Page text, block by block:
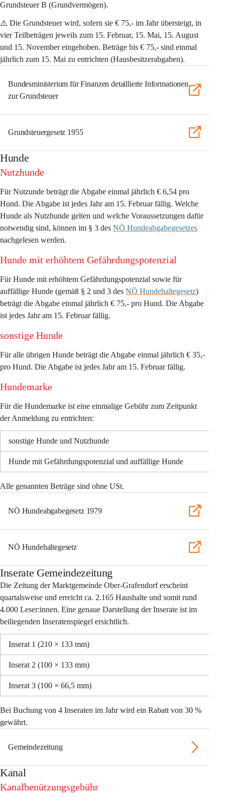
Grundsteuer B (Grundvermögen).
⚠️ Die Grundsteuer wird, sofern sie € 75,- im Jahr übersteigt, in
vier Teilbeträgen jeweils zum 15. Februar, 15. Mai, 15. August
und 15. November eingehoben. Beträge bis € 75,- sind einmal
jährlich zum 15. Mai zu entrichten (Hausbesitzerabgaben).
Bundesministerium für Finanzen detaillierte Informationen
zur Grundsteuer
Grundsteuergesetz 1955
Hunde
Nutzhunde
Für Nutzunde beträgt die Abgabe einmal jährlich € 6,54 pro
Hund. Die Abgabe ist jedes Jahr am 15. Februar fällig. Welche
Hunde als Nutzhunde gelten und welche Voraussetzungen dafür
notwendig sind, können im § 3 des NÖ Hundeabgabegesetzes
nachgelesen werden.
Hunde mit erhöhtem Gefährdungspotenzial
Für Hunde mit erhöhtem Gefährdungspotenzial sowie für
auffällige Hunde (gemäß § 2 und 3 des NÖ Hundehaltegesetz)
beträgt die Abgabe einmal jährlich € 75,- pro Hund. Die Abgabe
ist jedes Jahr am 15. Februar fällig.
sonstige Hunde
Für alle übrigen Hunde beträgt die Abgabe einmal jährlich € 35,-
pro Hund. Die Abgabe ist jedes Jahr am 15. Februar fällig.
Hundemarke
Für die Hundemarke ist eine einmalige Gebühr zum Zeitpunkt
der Anmeldung zu entrichten:
sonstige Hunde und Nutzhunde
Hunde mit Gefährdungspotenzial und auffällige Hunde
Alle genannten Beträge sind ohne USt.
NÖ Hundeabgabegesetz 1979
NÖ Hundehaltegesetz
Inserate Gemeindezeitung
Die Zeitung der Marktgemeinde Ober-Grafendorf erscheint
quartalsweise und erreicht ca. 2.165 Haushalte und somit rund
4.000 Leser:innen. Eine genaue Darstellung der Inserate ist im
beiliegenden Inseratenspiegel ersichtlich.
Inserat 1 (210 × 133 mm)
Inserat 2 (100 × 133 mm)
Inserat 3 (100 × 66,5 mm)
Bei Buchung von 4 Inseraten im Jahr wird ein Rabatt von 30 %
gewährt.
Gemeindezeitung
Kanal
Kanalbenützungsgebühr